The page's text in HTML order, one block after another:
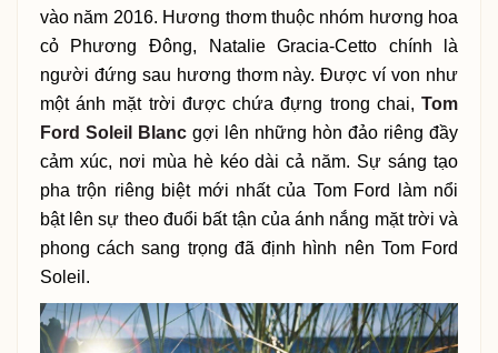
vào năm 2016. Hương thơm thuộc nhóm hương hoa
cỏ Phương Đông, Natalie Gracia-Cetto chính là
người đứng sau hương thơm này. Được ví von như
một ánh mặt trời được chứa đựng trong chai,Tom
Ford Soleil Blancgợi lên những hòn đảo riêng đầy
cảm xúc, nơi mùa hè kéo dài cả năm. Sự sáng tạo
pha trộn riêng biệt mới nhất của Tom Ford làm nổi
bật lên sự theo đuổi bất tận của ánh nắng mặt trời và
phong cách sang trọng đã định hình nên Tom Ford
Soleil.